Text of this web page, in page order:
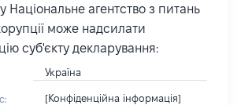
Національне агентство з питань
може надсилати
суб'єкту декларування:
Україна
[Конфіденційна інформація]